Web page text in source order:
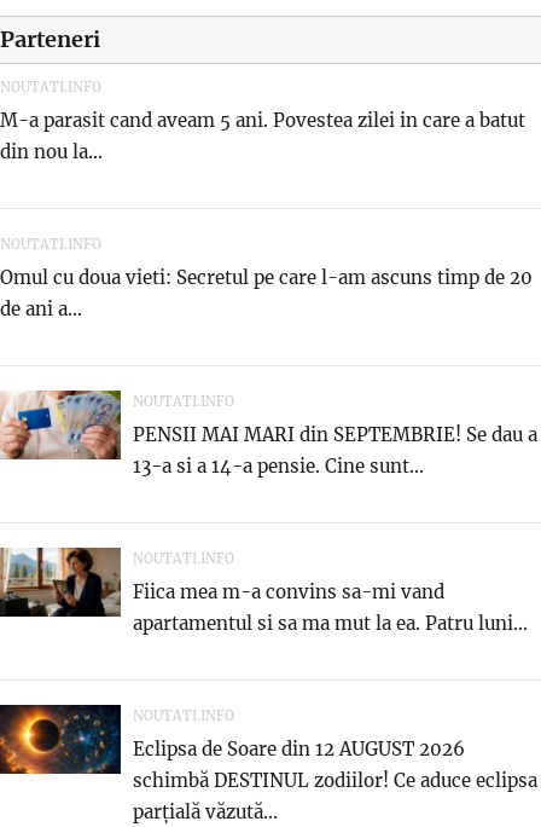
Parteneri
NOUTATI.INFO
M-a parasit cand aveam 5 ani. Povestea zilei in care a batut
din nou la...
NOUTATI.INFO
Omul cu doua vieti: Secretul pe care l-am ascuns timp de 20
de ani a...
NOUTATI.INFO
PENSII MAI MARI din SEPTEMBRIE! Se dau a
13-a si a 14-a pensie. Cine sunt...
NOUTATI.INFO
Fiica mea m-a convins sa-mi vand
apartamentul si sa ma mut la ea. Patru luni...
NOUTATI.INFO
Eclipsa de Soare din 12 AUGUST 2026
schimbă DESTINUL zodiilor! Ce aduce eclipsa
parțială văzută...